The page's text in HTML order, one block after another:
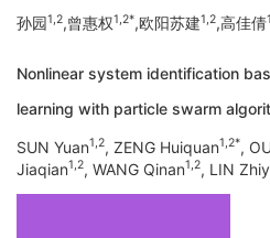
孙园1,2,曾惠权1,2*,欧阳苏建1,2,高佳倩
Nonlinear system identification
learning with particle swarm
SUN Yuan1,2, ZENG Huiquan1,2*,
Jiaqian1,2, WANG Qinan1,2, LIN